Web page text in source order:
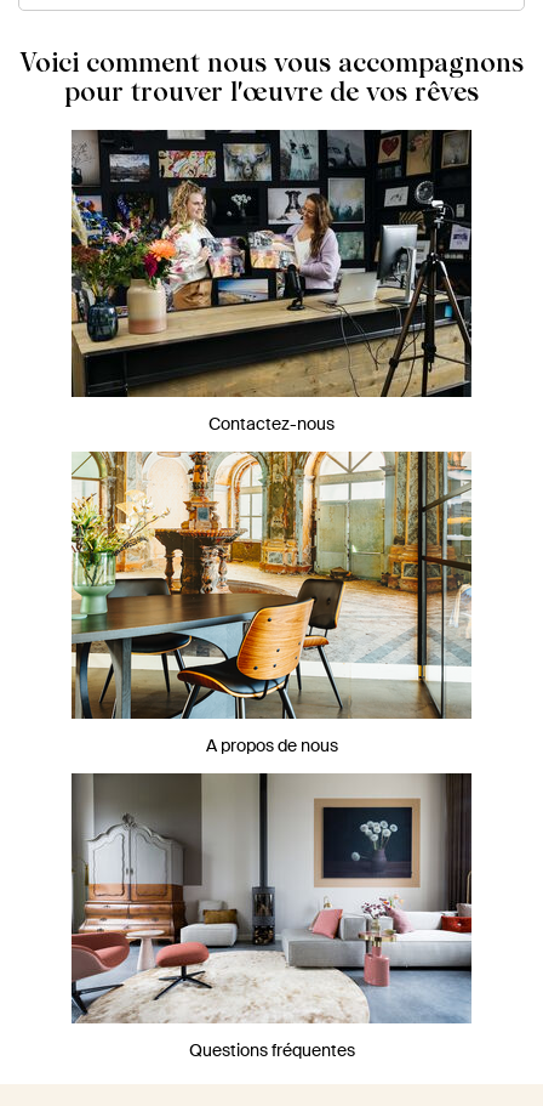
Voici comment nous vous accompagnons
pour trouver l'œuvre de vos rêves
Contactez-nous
A propos de nous
Questions fréquentes